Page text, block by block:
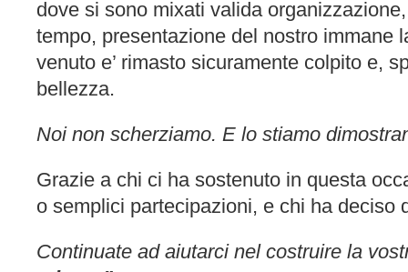
dove si sono mixati valida
tempo, presentazione del nostro immane
venuto e’ rimasto sicuramente colpito e,
bellezza.
Noi non scherziamo. E lo stiamo
Grazie a chi ci ha sostenuto in questa
o semplici partecipazioni, e chi ha deciso
Continuate ad aiutarci nel costruire la